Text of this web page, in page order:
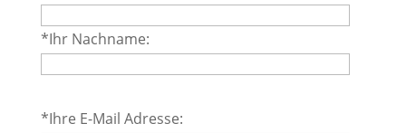
dieses
Feld
leer.
*Ihr Nachname:
lasse
*Ihre E-Mail Adresse: